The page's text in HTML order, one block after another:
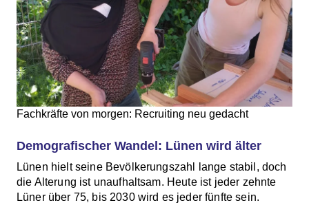
Fachkräfte von morgen: Recruiting neu gedacht
Demografischer Wandel: Lünen wird älter
Lünen hielt seine Bevölkerungszahl lange stabil, doch
die Alterung ist unaufhaltsam. Heute ist jeder zehnte
Lüner über 75, bis 2030 wird es jeder fünfte sein.